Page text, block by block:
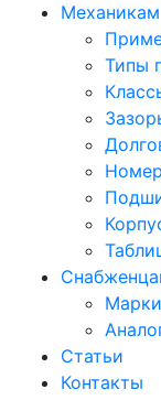
Механикам
Типы
Статьи
Контакты